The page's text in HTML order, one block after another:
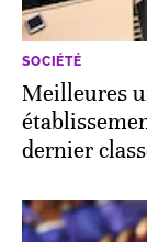
SOCIÉTÉ
Meilleures
dernier